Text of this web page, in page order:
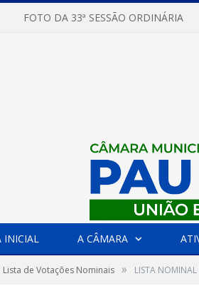
FOTO DA 33ª SESSÃO ORDINÁRIA
INICIAL A CÂMARA
Lista de Votações Nominais » LISTA